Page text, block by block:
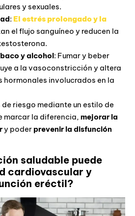
y sexuales.
: El estrés prolongado y la
el flujo sanguíneo y reducen la
y alcohol: Fumar y beber
a la vasoconstricción y altera
hormonales involucrados en la
riesgo mediante un estilo de
marcar la diferencia, mejorar la
y poder prevenir la disfunción
saludable puede
cardiovascular y
eréctil?